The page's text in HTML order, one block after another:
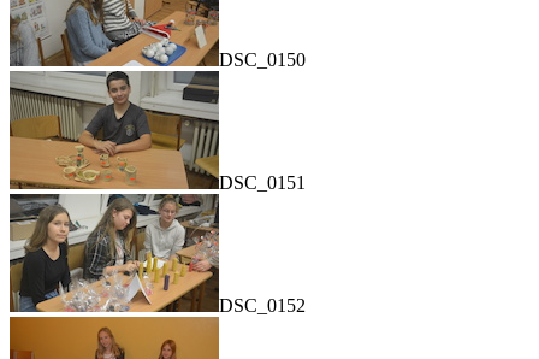
DSC_0150
DSC_0151
DSC_0152